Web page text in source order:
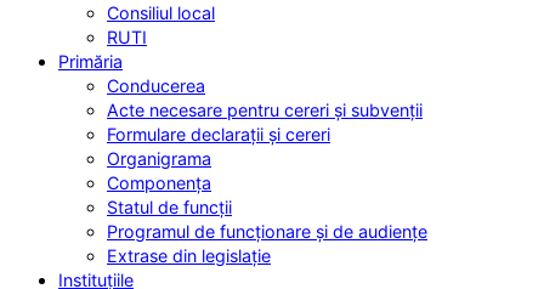
Consiliul local
RUTI
Primăria
Conducerea
Acte necesare pentru cereri și subvenții
Formulare declarații și cereri
Organigrama
Componența
Statul de funcții
Programul de funcționare și de audiențe
Extrase din legislație
Instituțiile